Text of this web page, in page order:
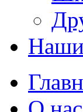
Наши